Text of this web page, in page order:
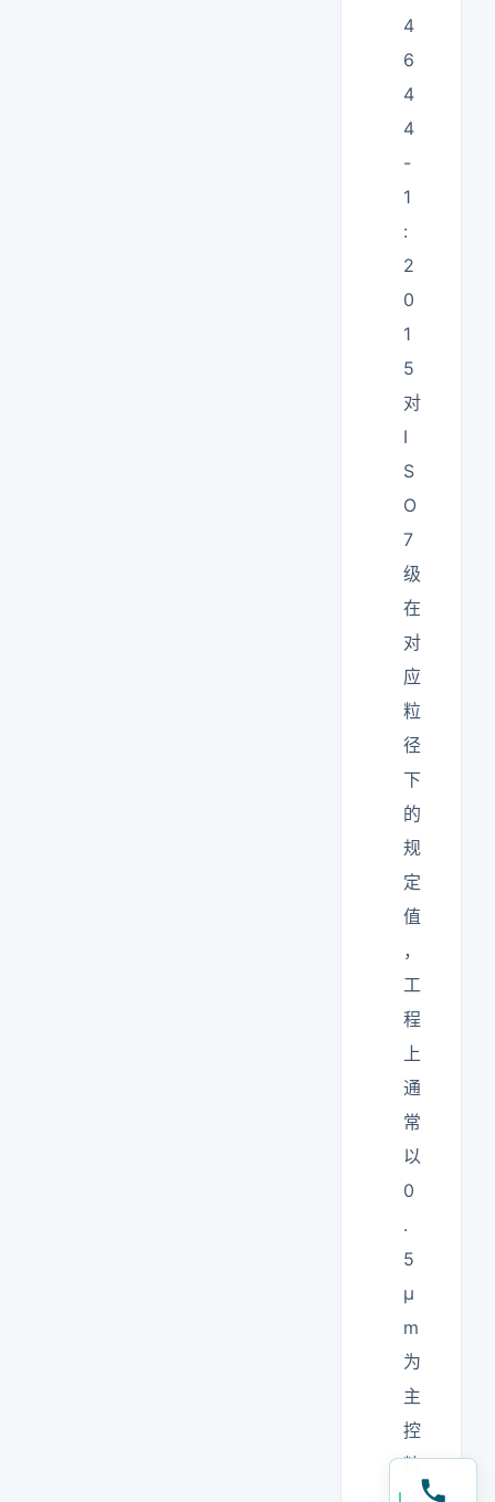
4
6
4
4
-
1
:
2
0
1
5
对
I
S
O
7
级
在
对
应
粒
径
下
的
规
定
值
，
工
程
上
通
常
以
0
.
5
μ
m
为
主
控
粒